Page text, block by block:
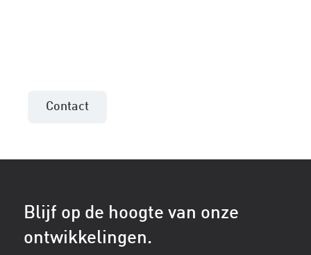
Contact
Blijf op de hoogte van onze
ontwikkelingen.